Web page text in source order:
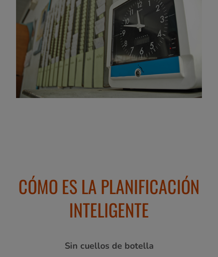
CÓMO ES LA PLANIFICACIÓN
INTELIGENTE
Sin cuellos de botella